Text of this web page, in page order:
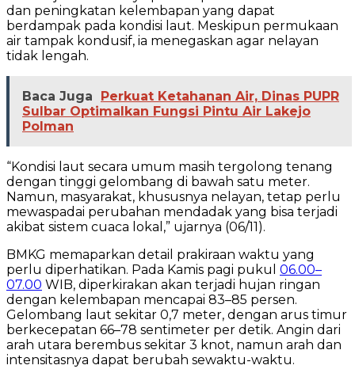
dan peningkatan kelembapan yang dapat
berdampak pada kondisi laut. Meskipun permukaan
air tampak kondusif, ia menegaskan agar nelayan
tidak lengah.
Baca Juga
Perkuat Ketahanan Air, Dinas PUPR
Sulbar Optimalkan Fungsi Pintu Air Lakejo
Polman
“Kondisi laut secara umum masih tergolong tenang
dengan tinggi gelombang di bawah satu meter.
Namun, masyarakat, khususnya nelayan, tetap perlu
mewaspadai perubahan mendadak yang bisa terjadi
akibat sistem cuaca lokal,” ujarnya (06/11).
BMKG memaparkan detail prakiraan waktu yang
perlu diperhatikan. Pada Kamis pagi pukul 06.00–
07.00 WIB, diperkirakan akan terjadi hujan ringan
dengan kelembapan mencapai 83–85 persen.
Gelombang laut sekitar 0,7 meter, dengan arus timur
berkecepatan 66–78 sentimeter per detik. Angin dari
arah utara berembus sekitar 3 knot, namun arah dan
intensitasnya dapat berubah sewaktu-waktu.